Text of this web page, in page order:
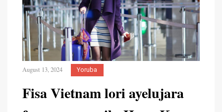
August 13, 2024 Yoruba
Fisa Vietnam lori ayelujara